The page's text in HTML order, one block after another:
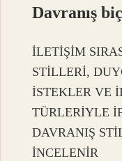
Davranış
İLETİŞİM
STİLLERİ,
İSTEKLER VE
TÜRLERİYLE
DAVRANIŞ
İNCELENİR